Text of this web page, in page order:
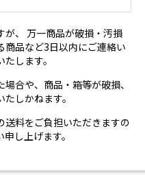
が、 万一商品が破損・汚損
商品など3日以内にご連絡い
します。
合や、商品・箱等が破損、
しかねます。
送料をご負担いただきますの
し上げます。